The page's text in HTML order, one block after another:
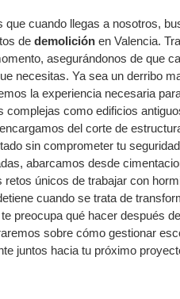
que cuando llegas a nosotros,
de demolición en Valencia.
asegurándonos de que
necesitas. Ya sea un derribo
la experiencia necesaria
complejas como edificios
del corte de
sin comprometer tu
abarcamos desde
únicos de trabajar con
cuando se trata de
preocupa qué hacer después
sobre cómo gestionar
juntos hacia tu próximo